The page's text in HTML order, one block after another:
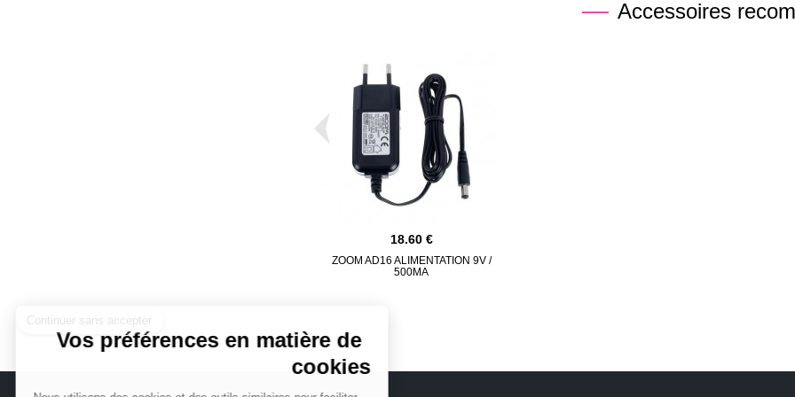
Vos préférences en matière de
cookies
Accessoires
18.60
ZOOM AD16 ALIMENTATION 9V /
500MA